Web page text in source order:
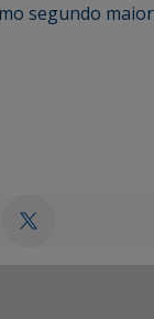
segundo maior